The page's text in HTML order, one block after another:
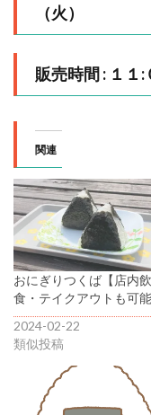
（⽕）
販売時間 : １１
関連
おにぎりつくば【店内飲
食・テイクアウトも可能
2024-02-22
類似投稿